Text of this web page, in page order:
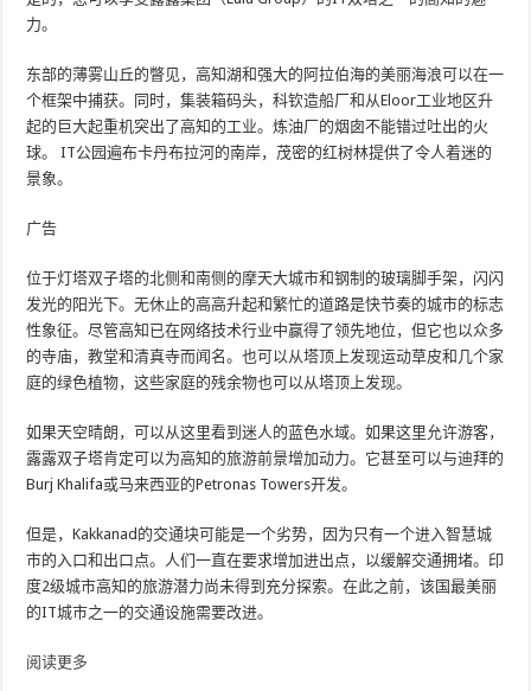
力。
东部的薄雾山丘的瞥见，高知湖和强大的阿拉伯海的美丽海浪可以在一
个框架中捕获。同时，集装箱码头，科钦造船厂和从Eloor工业地区升
起的巨大起重机突出了高知的工业。炼油厂的烟囱不能错过吐出的火
球。 IT公园遍布卡丹布拉河的南岸，茂密的红树林提供了令人着迷的
景象。
广告
位于灯塔双子塔的北侧和南侧的摩天大城市和钢制的玻璃脚手架，闪闪
发光的阳光下。无休止的高高升起和繁忙的道路是快节奏的城市的标志
性象征。尽管高知已在网络技术行业中赢得了领先地位，但它也以众多
的寺庙，教堂和清真寺而闻名。也可以从塔顶上发现运动草皮和几个家
庭的绿色植物，这些家庭的残余物也可以从塔顶上发现。
如果天空晴朗，可以从这里看到迷人的蓝色水域。如果这里允许游客，
露露双子塔肯定可以为高知的旅游前景增加动力。它甚至可以与迪拜的
Burj Khalifa或马来西亚的Petronas Towers开发。
但是，Kakkanad的交通块可能是一个劣势，因为只有一个进入智慧城
市的入口和出口点。人们一直在要求增加进出点，以缓解交通拥堵。印
度2级城市高知的旅游潜力尚未得到充分探索。在此之前，该国最美丽
的IT城市之一的交通设施需要改进。
阅读更多